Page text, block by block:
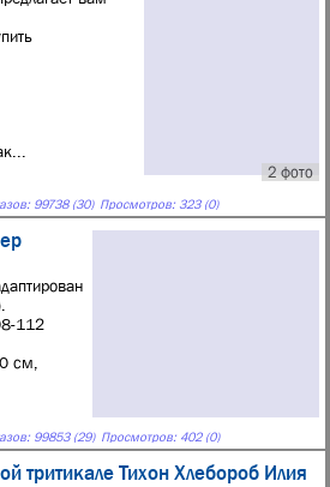
2 фото
99738 (30) Просмотров: 323 (0)
112
см,
99853 (29) Просмотров: 402 (0)
тритикале Тихон Хлебороб Илия